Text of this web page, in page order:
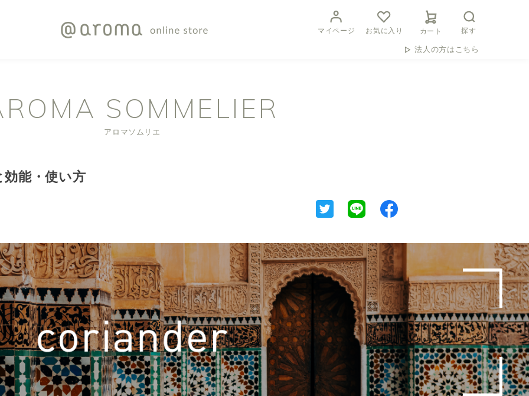
マイページ お気に入り カート 探す
法人の方はこちら
SOMMELIER
アロマソムリエ
能・使い方